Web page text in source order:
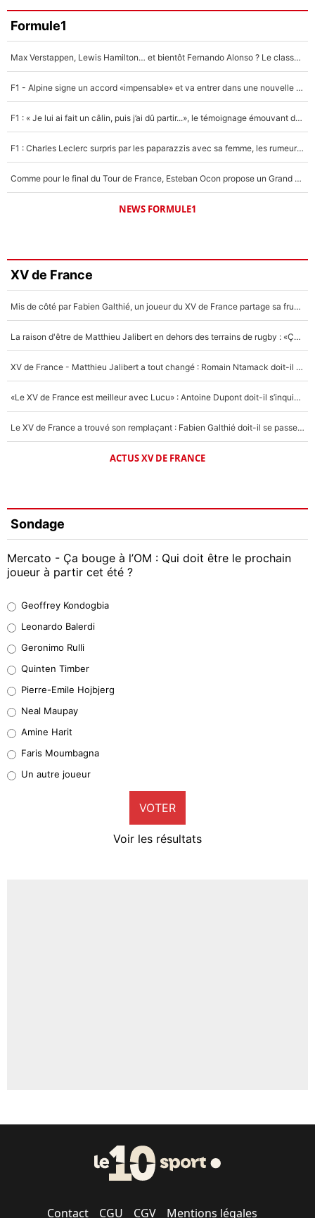
Formule1
Max Verstappen, Lewis Hamilton… et bientôt Fernando Alonso ? Le classement des pilotes les mieux payés en Formule 1 risque de changer !
F1 - Alpine signe un accord «impensable» et va entrer dans une nouvelle dimension : Grande nouvelle pour Pierre Gasly !
F1 : « Je lui ai fait un câlin, puis j’ai dû partir...», le témoignage émouvant de Max Verstappen sur sa fille
F1 : Charles Leclerc surpris par les paparazzis avec sa femme, les rumeurs étaient vraies !
Comme pour le final du Tour de France, Esteban Ocon propose un Grand Prix de Formule 1 à Paris : «Autour de l’Arc de Triomphe, ce serait génial» !
NEWS FORMULE1
XV de France
Mis de côté par Fabien Galthié, un joueur du XV de France partage sa frustration : «ils ne me l’ont pas dit tout de suite»
La raison d'être de Matthieu Jalibert en dehors des terrains de rugby : «Ça m'atteint autant que si tu touches à un membre de ma famille»
XV de France - Matthieu Jalibert a tout changé : Romain Ntamack doit-il s’inquiéter pour sa place à un an de la Coupe du monde ?
«Le XV de France est meilleur avec Lucu» : Antoine Dupont doit-il s’inquiéter pour sa place ?
Le XV de France a trouvé son remplaçant : Fabien Galthié doit-il se passer d'Antoine Dupont ?
ACTUS XV DE FRANCE
Sondage
Mercato - Ça bouge à l’OM : Qui doit être le prochain
joueur à partir cet été ?
38%
32%
5%
1%
9%
Geoffrey Kondogbia
Leonardo Balerdi
Geronimo Rulli
Quinten Timber
Pierre-Emile Hojbjerg
Neal Maupay
Amine Harit
Faris Moumbagna
Un autre joueur
VOTER
Voir les résultats
Contact CGU CGV Mentions légales